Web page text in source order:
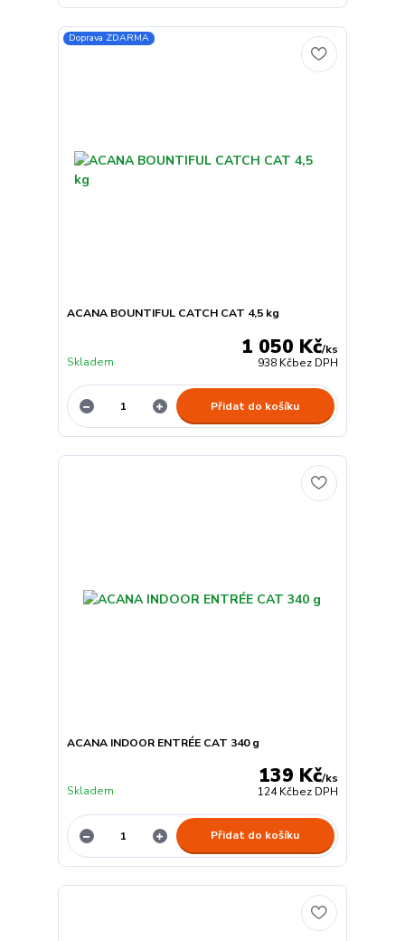
Doprava ZDARMA
ACANA BOUNTIFUL CATCH CAT 4,5 kg
1 050 Kč/ks
938 Kčbez DPH
Skladem
Přidat do košíku
ACANA INDOOR ENTRÉE CAT 340 g
139 Kč/ks
124 Kčbez DPH
Skladem
Přidat do košíku